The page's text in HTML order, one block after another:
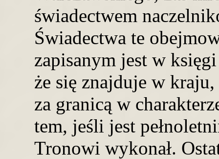
świadectwem
Świadectwa te
zapisanym jest w
że się znajduje w
za granicą w
tem, jeśli jest
Tronowi wykonał.